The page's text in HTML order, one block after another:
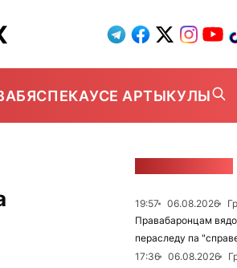
БЯСПЕКАУСЕ АРТЫКУЛЫ
19:57 06.08.2026
Правабаронцам
пераследу па
17:36
06.08.2026